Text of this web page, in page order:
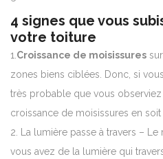
4 signes que vous
votre toiture
Croissance de moisissures
zones biens ciblées. Donc, si
très probable que vous observiez
croissance de moisissures en soit
2. La lumière passe à travers –
vous avez de la lumière qui